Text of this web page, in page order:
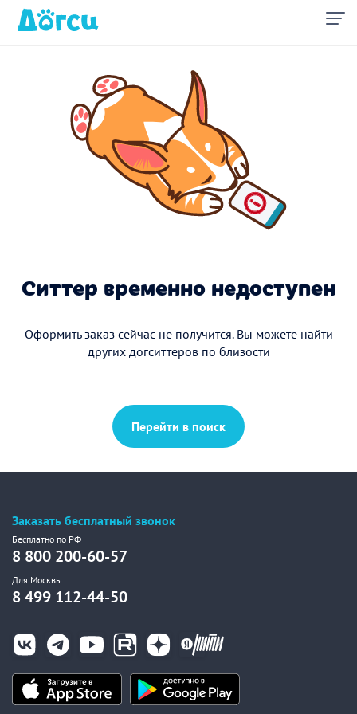
Ситтер временно недоступен
Оформить заказ сейчас не получится. Вы можете найти
других догситтеров по близости
Перейти в поиск
Заказать бесплатный звонок
Бесплатно по РФ
8 800 200-60-57
Для Москвы
8 499 112-44-50